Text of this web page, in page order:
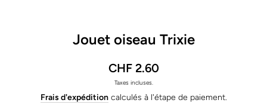
Jouet oiseau Trixie
CHF 2.60
Taxes incluses.
Frais d'expéditioncalculés à l'étape de paiement.